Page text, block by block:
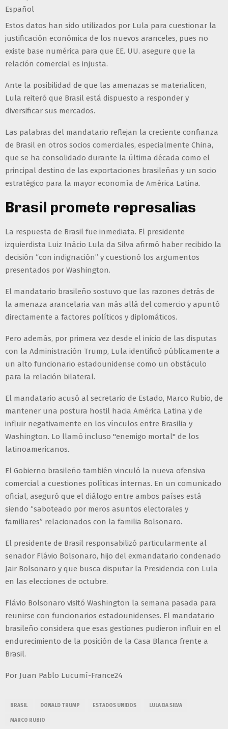
Español
Estos datos han sido utilizados por Lula para cuestionar la
justificación económica de los nuevos aranceles, pues no
existe base numérica para que EE. UU. asegure que la
relación comercial es injusta.
Ante la posibilidad de que las amenazas se materialicen,
Lula reiteró que Brasil está dispuesto a responder y
diversificar sus mercados.
Las palabras del mandatario reflejan la creciente confianza
de Brasil en otros socios comerciales, especialmente China,
que se ha consolidado durante la última década como el
principal destino de las exportaciones brasileñas y un socio
estratégico para la mayor economía de América Latina.
Brasil promete represalias
La respuesta de Brasil fue inmediata. El presidente
izquierdista Luiz Inácio Lula da Silva afirmó haber recibido la
decisión “con indignación” y cuestionó los argumentos
presentados por Washington.
El mandatario brasileño sostuvo que las razones detrás de
la amenaza arancelaria van más allá del comercio y apuntó
directamente a factores políticos y diplomáticos.
Pero además, por primera vez desde el inicio de las disputas
con la Administración Trump, Lula identificó públicamente a
un alto funcionario estadounidense como un obstáculo
para la relación bilateral.
El mandatario acusó al secretario de Estado, Marco Rubio, de
mantener una postura hostil hacia América Latina y de
influir negativamente en los vínculos entre Brasilia y
Washington. Lo llamó incluso "enemigo mortal" de los
latinoamericanos.
El Gobierno brasileño también vinculó la nueva ofensiva
comercial a cuestiones políticas internas. En un comunicado
oficial, aseguró que el diálogo entre ambos países está
siendo “saboteado por meros asuntos electorales y
familiares” relacionados con la familia Bolsonaro.
El presidente de Brasil responsabilizó particularmente al
senador Flávio Bolsonaro, hijo del exmandatario condenado
Jair Bolsonaro y que busca disputar la Presidencia con Lula
en las elecciones de octubre.
Flávio Bolsonaro visitó Washington la semana pasada para
reunirse con funcionarios estadounidenses. El mandatario
brasileño considera que esas gestiones pudieron influir en el
endurecimiento de la posición de la Casa Blanca frente a
Brasil.
Por Juan Pablo Lucumí-France24
BRASIL DONALD TRUMP ESTADOS UNIDOS LULA DA SILVA
MARCO RUBIO